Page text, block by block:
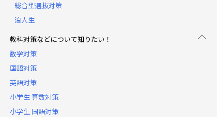
総合型選抜対策
浪人生
教科対策などについて知りたい！
数学対策
国語対策
英語対策
小学生 算数対策
小学生 国語対策